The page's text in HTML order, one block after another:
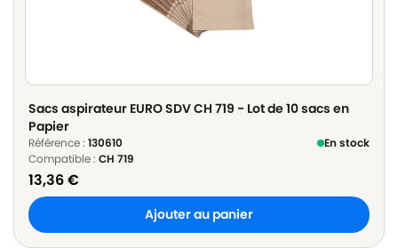
Sacs aspirateur EURO SDV CH 719 - Lot de 10 sacs en
Papier
Référence : 130610
En stock
Compatible : CH 719
13,36€
Ajouter au panier